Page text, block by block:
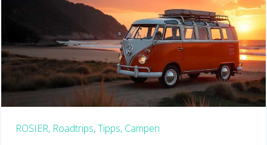
ROSIER, Roadtrips,Tipps, Campen